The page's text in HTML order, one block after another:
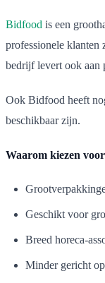
Bidfood is een
professionele klanten
bedrijf levert ook aan
Ook Bidfood heeft
beschikbaar zijn.
Waarom kiezen
Geschikt voor
Breed horeca-
Minder gericht